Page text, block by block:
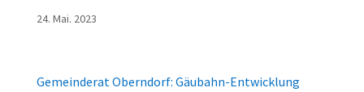
24. Mai. 2023
Gemeinderat Oberndorf: Gäubahn-Entwicklung